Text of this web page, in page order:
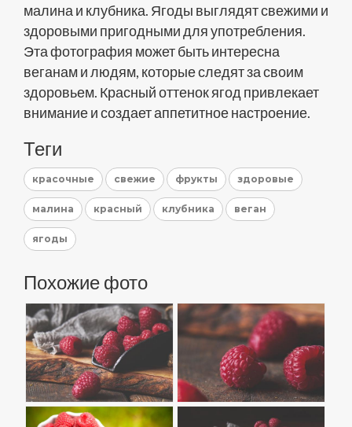
малина и клубника. Ягоды выглядят свежими и
здоровыми пригодными для употребления.
Эта фотография может быть интересна
веганам и людям, которые следят за своим
здоровьем. Красный оттенок ягод привлекает
внимание и создает аппетитное настроение.
Теги
красочные свежие фрукты здоровые
малина красный клубника веган
ягоды
Похожие фото